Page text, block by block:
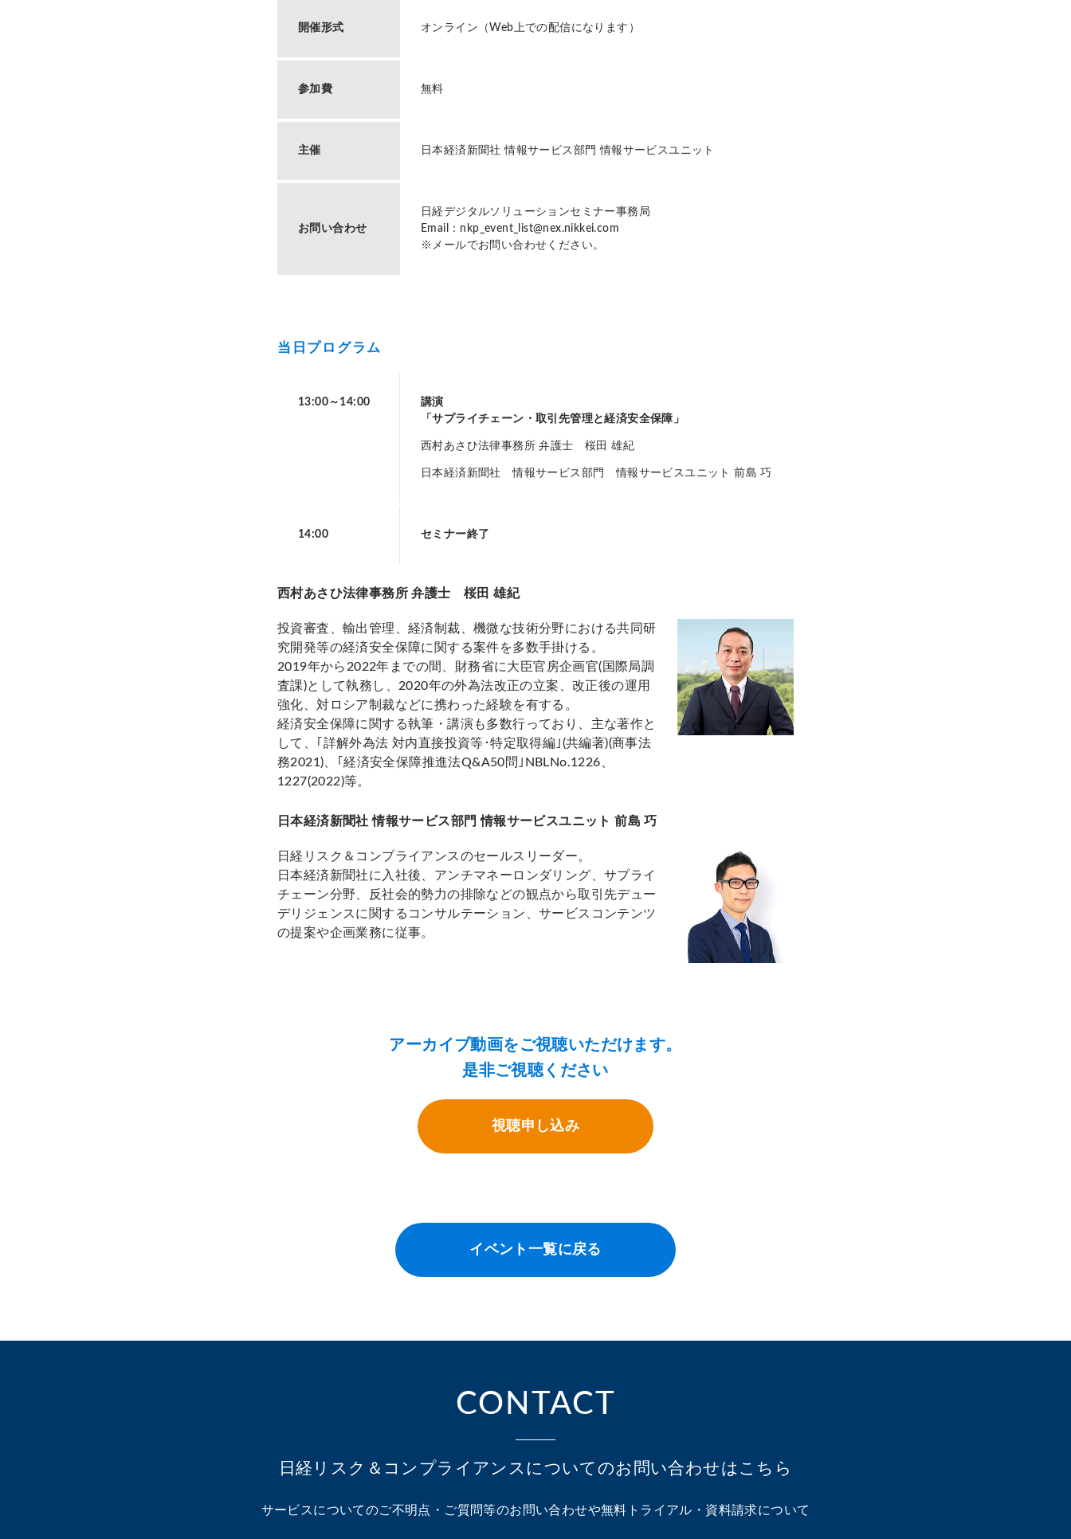
開催形式 オンライン（Web上での配信になります）
参加費 無料
主催 日本経済新聞社 情報サービス部門 情報サービスユニット
お問い合わせ
日経デジタルソリューションセミナー事務局
Email：nkp_event_list@nex.nikkei.com
※メールでお問い合わせください。
当日プログラム
13:00～14:00
講演
「サプライチェーン・取引先管理と経済安全保障」
西村あさひ法律事務所 弁護士 桜田 雄紀
日本経済新聞社 情報サービス部門 情報サービスユニット 前島 巧
14:00 セミナー終了
西村あさひ法律事務所 弁護士 桜田 雄紀
投資審査、輸出管理、経済制裁、機微な技術分野における共同研
究開発等の経済安全保障に関する案件を多数手掛ける。
2019年から2022年までの間、財務省に大臣官房企画官(国際局調
査課)として執務し、2020年の外為法改正の立案、改正後の運用
強化、対ロシア制裁などに携わった経験を有する。
経済安全保障に関する執筆・講演も多数行っており、主な著作と
して、｢詳解外為法 対内直接投資等･特定取得編｣(共編著)(商事法
務2021)、｢経済安全保障推進法Q&A50問｣NBLNo.1226、
1227(2022)等。
日本経済新聞社 情報サービス部門 情報サービスユニット 前島 巧
日経リスク＆コンプライアンスのセールスリーダー。
日本経済新聞社に入社後、アンチマネーロンダリング、サプライ
チェーン分野、反社会的勢力の排除などの観点から取引先デュー
デリジェンスに関するコンサルテーション、サービスコンテンツ
の提案や企画業務に従事。
アーカイブ動画をご視聴いただけます。
是非ご視聴ください
視聴申し込み
イベント一覧に戻る
CONTACT
日経リスク＆コンプライアンスに ついてのお問い合わせはこちら
サービスについてのご不明点・ご質問等のお問い合わせや無料トライアル・資料請求について